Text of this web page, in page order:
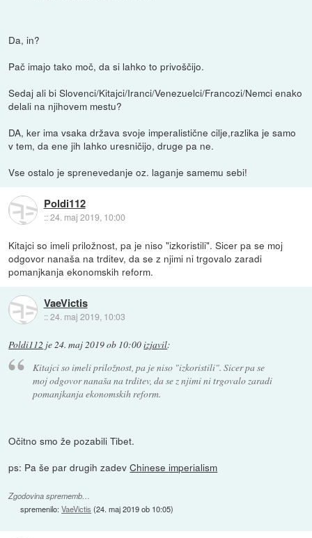
Da, in?
Pač imajo tako moč, da si lahko to privoščijo.
Sedaj ali bi Slovenci/Kitajci/Iranci/Venezuelci/Francozi/Nemci enako
delali na njihovem mestu?
DA, ker ima vsaka država svoje imperalistične cilje,razlika je samo
v tem, da ene jih lahko uresničijo, druge pa ne.
Vse ostalo je sprenevedanje oz. laganje samemu sebi!
Poldi112
::24. maj 2019, 10:00
Kitajci so imeli priložnost, pa je niso "izkoristili". Sicer pa se moj
odgovor nanaša na trditev, da se z njimi ni trgovalo zaradi
pomanjkanja ekonomskih reform.
VaeVictis
::24. maj 2019, 10:03
Poldi112 je24. maj 2019 ob 10:00izjavil:
Kitajci so imeli priložnost, pa je niso "izkoristili". Sicer pa se
moj odgovor nanaša na trditev, da se z njimi ni trgovalo zaradi
pomanjkanja ekonomskih reform.
Očitno smo že pozabili Tibet.
ps: Pa še par drugih zadevChinese imperialism
Zgodovina sprememb…
spremenilo:VaeVictis (24. maj 2019 ob 10:05)